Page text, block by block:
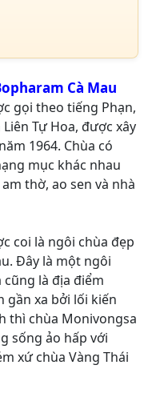
Cà Mau
gọi theo tiếng Phạn,
Tự Hoa, được xây
1964. Chùa có
mục khác nhau
thờ, ao sen và nhà
coi là ngôi chùa đẹp
Đây là một ngôi
cũng là địa điểm
gần xa bởi lối kiến
thì chùa Monivongsa
sống ảo hấp với
xứ chùa Vàng Thái